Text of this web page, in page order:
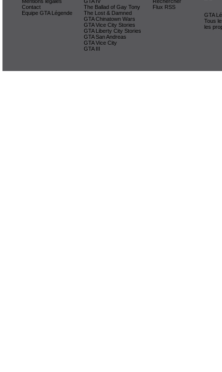
Contact
Equipe GTA Légende
The Ballad of Gay Tony
The Lost & Damned
GTA Chinatown Wars
GTA Vice City Stories
GTA Liberty City Stories
GTA San Andreas
GTA Vice City
GTA III
Flux RSS
GTA
Tous
les